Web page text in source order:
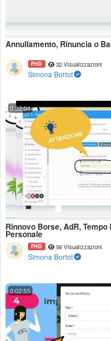
Annullamento, Rinuncia o
FHD 32 Visualizzazioni
Simona Bortot
0:03:04
Rinnovo Borse, AdR,
Personale
FHD 56 Visualizzazioni
Simona Bortot
0:02:55